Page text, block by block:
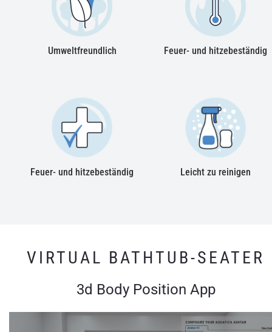
Umweltfreundlich Feuer- und hitzebeständig
Feuer- und hitzebeständig Leicht zu reinigen
VIRTUAL BATHTUB-SEATER
3d Body Position App